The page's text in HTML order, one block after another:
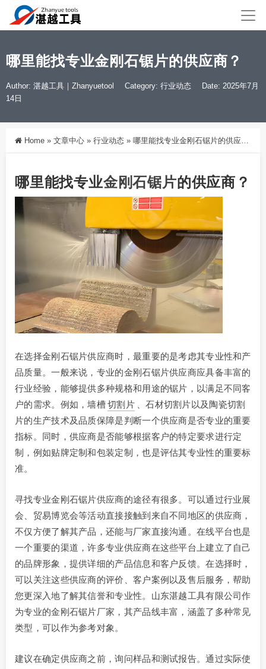
哪里能找专业金刚石锯片的供应商？
Author: 湛越工具｜Zhanyuetool Category: 行业动态
Date: 2025年7月
14日
Home » 文章中心 » 行业动态 » 哪里能找专业金刚石锯片的供应商？
哪里能找专业金刚石锯片的供应商？
在选择金刚石锯片供应商时，最重要的是考虑其专业性和产
品质量。一般来说，专业的金刚石锯片供应商应具备丰富的
行业经验，能够提供多种规格和用途的锯片，以满足不同客
户的需求。例如，墙槽切割片
、石材切割片以及陶瓷切割
片的生产技术及品质保障是判断一个供应商是否专业的重要
指标。同时，供应商是否能够根据客户的特定要求进行定
制，例如贴牌定制和包装定制，也是评估其专业性的重要标
准。
寻找专业金刚石锯片供应商的途径有很多。可以通过行业展
会、贸易博览会等活动直接接触到来自不同地区的供应商，
不仅方便了解其产品，还能与厂家直接沟通。在线平台也是
一个重要的渠道，许多专业供应商在这些平台上建立了自己
的品牌形象，提供详细的产品信息和客户反馈。在选择时，
可以关注这些供应商的评价、客户案例以及售后服务，帮助
您更深入地了解其信誉和专业性。山东湛越工具有限公司作
为专业的金刚石锯片厂家，其产品线丰富，涵盖了多种常见
类型，可以作为参考对象。
建议在确定供应商之前，询问样品和测试报告。通过实际使